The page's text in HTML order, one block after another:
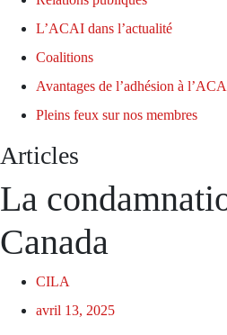
L’ACAI dans l’actualité
Coalitions
Avantages de l’adhésion à
Pleins feux sur nos membres
Articles
La
Canada
CILA
avril 13, 2025